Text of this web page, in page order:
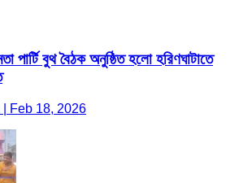
পার্টি বুথ বৈঠক অনুষ্ঠিত হলো হরিণঘাটাতে
Feb 18, 2026